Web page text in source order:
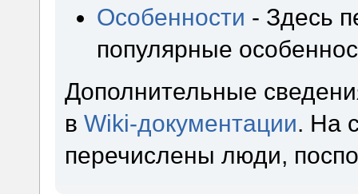
Особенности - Здесь
популярные
Дополнительные
вWiki-документации. На
перечислены люди,